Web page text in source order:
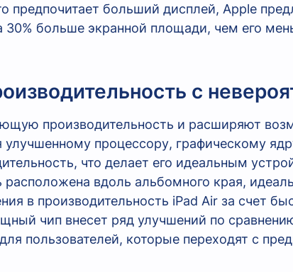
предпочитает больший дисплей, Apple
30% больше экранной площади, чем его
с
производительность и расширяют
процессору, графическому
что делает его идеальным
расположена вдоль альбомного края,
в производительность iPad Air за счет
чип внесет ряд улучшений по
пользователей, которые переходят с